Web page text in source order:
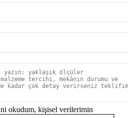
okudum, kişisel verilerimin